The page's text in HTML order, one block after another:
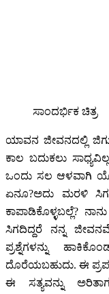
ಸಾಂದರ್ಭಿಕ ಚಿತ್ರ
ಯಾವನ ಜೀವನದಲ್ಲಿ
ಕಾಲ ಬದುಕಲು
ಒಂದು ಸಲ ಆಳವಾಗಿ
ಏನೂ?ಅದು ಮರಳಿ
ಕಾಪಾಡಿಕೊಳ್ಳಬಲ್ಲೆ?
ಸಿಗದಿದ್ದರೆ ನನ್ನ
ಪ್ರಶ್ನೆಗಳನ್ನು
ದೊರೆಯಬಹುದು. ಈ
ಈ ಸತ್ಯವನ್ನು